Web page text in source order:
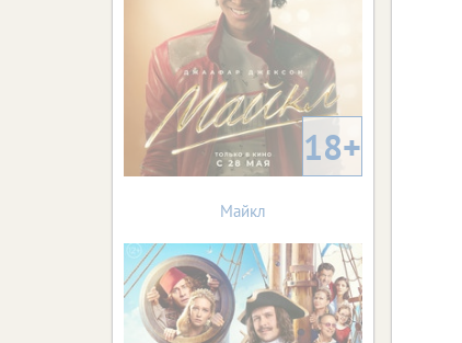
18+
Майкл